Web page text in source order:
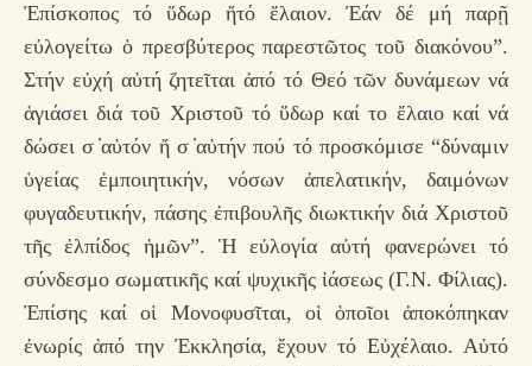
Ἐπίσκοπος τό ὕδωρ ἤτό ἔλαιον. Ἐάν δέ μή παρῇ
εὐλογείτω ὁ πρεσβύτερος παρεστῶτος τοῦ διακόνου”.
Στήν εὐχή αὐτή ζητεῖται ἀπό τό Θεό τῶν δυνάμεων νά
ἁγιάσει διά τοῦ Χριστοῦ τό ὕδωρ καί το ἔλαιο καί νά
δώσει σ ̓αὐτόν ἤ σ ̓αὐτήν πού τό προσκόμισε “δύναμιν
ὑγείας ἐμποιητικήν, νόσων ἀπελατικήν, δαιμόνων
φυγαδευτικήν, πάσης ἐπιβουλῆς διωκτικήν διά Χριστοῦ
τῆς ἐλπίδος ἡμῶν”. Ἡ εὐλογία αὐτή φανερώνει τό
σύνδεσμο σωματικῆς καί ψυχικῆς ἰάσεως (Γ.Ν. Φίλιας).
Ἐπίσης καί οἱ Μονοφυσῖται, οἱ ὁποῖοι ἀποκόπηκαν
ἐνωρίς ἀπό την Ἐκκλησία, ἔχουν τό Εὐχέλαιο. Αὐτό